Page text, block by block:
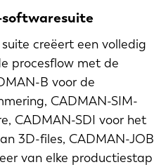
softwaresuite
creëert een volledig
procesflow met de
B voor de
CADMAN-SIM-
CADMAN-SDI voor het
3D-files, CADMAN-JOB
van elke productiestap